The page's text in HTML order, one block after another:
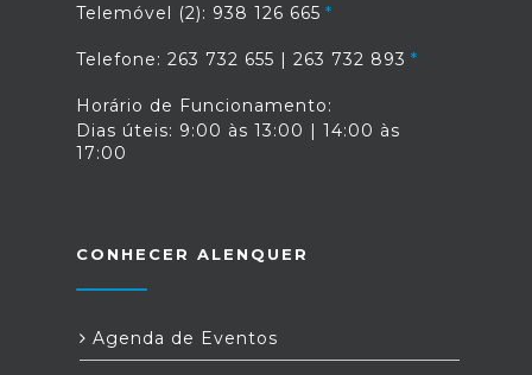
Telemóvel (2): 938 126 665
Telefone: 263 732 655 | 263 732 893
Horário de Funcionamento:
Dias úteis: 9:00 às 13:00 | 14:00 às
17:00
CONHECER ALENQUER
Agenda de Eventos